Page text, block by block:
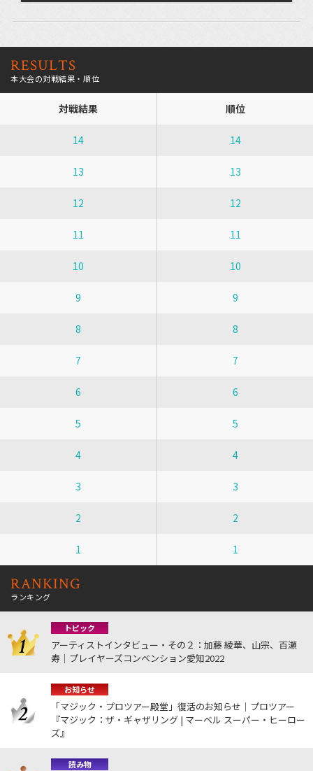
RESULTS
本大会の対戦結果・順位
対戦結果 順位
14 14
13 13
12 12
11 11
10 10
9 9
8 8
7 7
6 6
5 5
4 4
3 3
2 2
1 1
RANKING
ランキング
トピック
アーティストインタビュー・その２：加藤 綾華、山宗、百瀬
寿｜プレイヤーズコンベンション愛知2022
お知らせ
「マジック・プロツアー殿堂」復活のお知らせ｜プロツアー
『マジック：ザ・ギャザリング | マーベル スーパー・ヒーロー
ズ』
読み物